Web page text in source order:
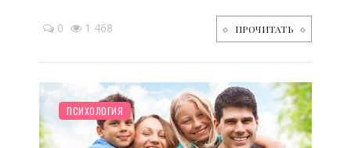
0 1 468 ПРОЧИТАТЬ
СЕМЬЯ
ПСИХОЛОГИЯ